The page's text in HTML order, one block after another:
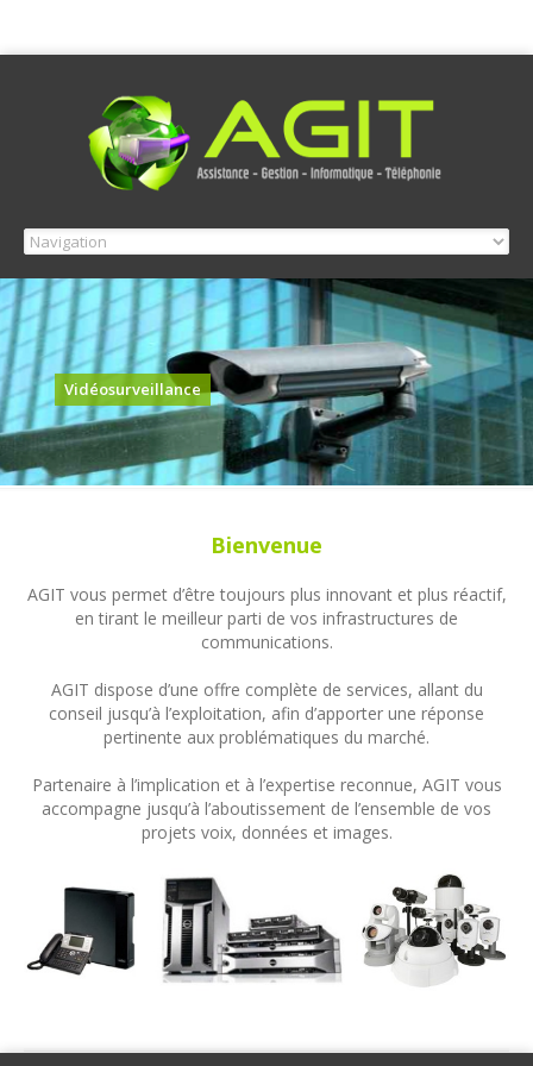
Vidéosurveillance
Bienvenue
AGIT vous permet d’être toujours plus innovant et plus réactif,
en tirant le meilleur parti de vos infrastructures de
communications.
AGIT dispose d’une offre complète de services, allant du
conseil jusqu’à l’exploitation, afin d’apporter une réponse
pertinente aux problématiques du marché.
Partenaire à l’implication et à l’expertise reconnue, AGIT vous
accompagne jusqu’à l’aboutissement de l’ensemble de vos
projets voix, données et images.